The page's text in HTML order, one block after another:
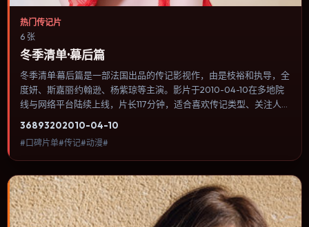
热门传记片
6 张
冬季清单·幕后篇
冬季清单·幕后篇是一部法国出品的传记影视作，由是枝裕和执导，全
度妍、斯嘉丽·约翰逊、杨紫琼等主演。影片于2010-04-10在多地院
线与网络平台陆续上线，片长117分钟，适合喜欢传记类型、关注人物
进，节奏与视听语言统一，可作为休闲观影或类型片补片的选择。
36893202010-04-10
#口碑片单#传记#动漫#